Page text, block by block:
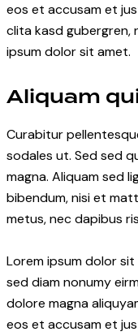
eos et accusam et
clita kasd gubergren,
ipsum dolor sit amet.
Aliquam
Curabitur
sodales ut. Sed sed
magna. Aliquam sed
bibendum, nisi et
metus, nec dapibus
Lorem ipsum dolor
sed diam nonumy
dolore magna
eos et accusam et